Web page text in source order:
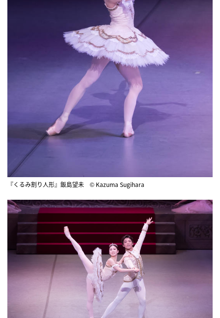
『くるみ割り人形』飯島望未 © Kazuma Sugihara